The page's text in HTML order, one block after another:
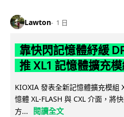
Lawton 1 日
靠快閃記憶體紓緩
推 XL1 記憶體擴充模
KIOXIA 發表全新記憶體擴充模組
憶體 XL-FLASH 與 CXL 介面，將
方...
閱讀全文